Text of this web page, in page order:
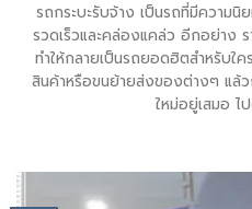
รถกระบะรับจ้าง เป็นรถที่มีความ
รวดเร็วและคล่องแคล่ว อีกอย่าง
ทำให้กลายเป็นรถยอดฮิตสำหรับใ
สินค้าหรือขนย้ายส่งของต่างๆ แล้
ใหม่อยู่เสมอ ไ